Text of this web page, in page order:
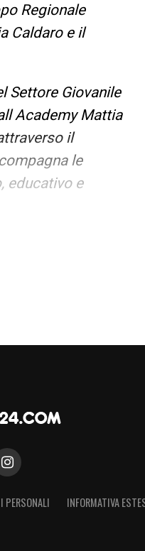
Regionale
Caldaro e il
Settore Giovanile
Academy Mattia
il
le
educativo e
Calcio nella
del Settore
a costruire un
loro percorso
PERSONALI INFORMATIVA